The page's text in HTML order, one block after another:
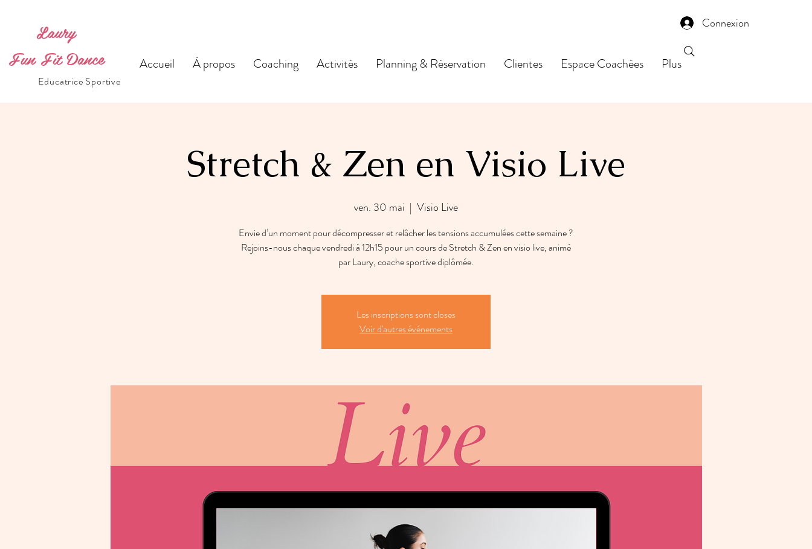
Educatrice Sportive
Connexion
Accueil À propos Coaching Activités Planning & Réservation Clientes Espace Coachées Plus
Laury
Fun Fit Dance
Stretch & Zen en Visio Live
ven. 30 mai
  |
Visio Live
Envie d’un moment pour décompresser et relâcher les tensions accumulées cette semaine ?
Rejoins-nous chaque vendredi à 12h15 pour un cours de Stretch & Zen en visio live, animé
par Laury, coache sportive diplômée.
Les inscriptions sont closes
Voir d'autres événements